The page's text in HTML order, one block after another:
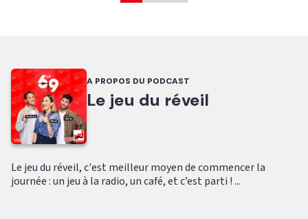
A PROPOS DU PODCAST
Le jeu du réveil
Le jeu du réveil, c'est meilleur moyen de commencer la
journée : un jeu à la radio, un café, et c’est parti ! ...